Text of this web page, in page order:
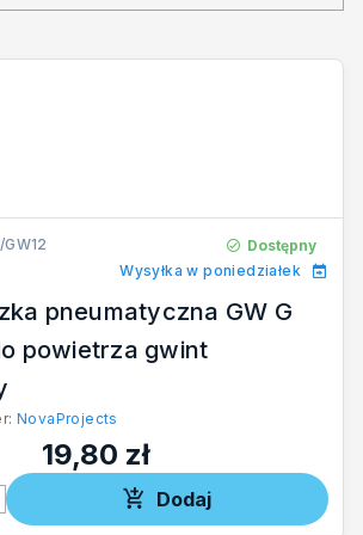
Dostępny
Wysyłka w poniedziałek
pneumatyczna GW G
powietrza gwint
NovaProjects
19,80 zł
Dodaj